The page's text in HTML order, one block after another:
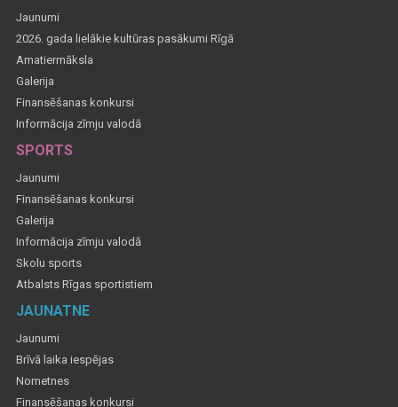
Jaunumi
2026. gada lielākie kultūras pasākumi Rīgā
Amatiermāksla
Galerija
Finansēšanas konkursi
Informācija zīmju valodā
SPORTS
Jaunumi
Finansēšanas konkursi
Galerija
Informācija zīmju valodā
Skolu sports
Atbalsts Rīgas sportistiem
JAUNATNE
Jaunumi
Brīvā laika iespējas
Nometnes
Finansēšanas konkursi